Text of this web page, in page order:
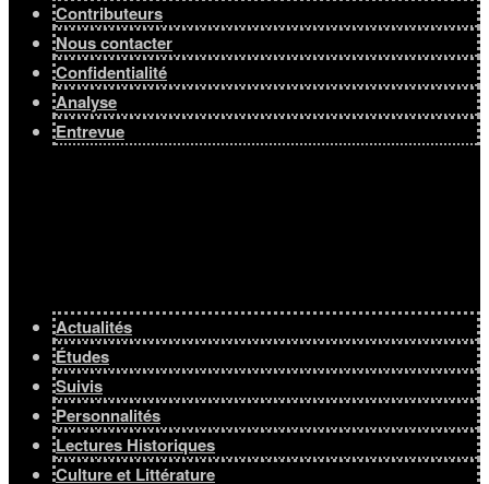
Contributeurs
Nous contacter
Confidentialité
Analyse
Entrevue
Actualités
Études
Suivis
Personnalités
Lectures Historiques
Culture et Littérature